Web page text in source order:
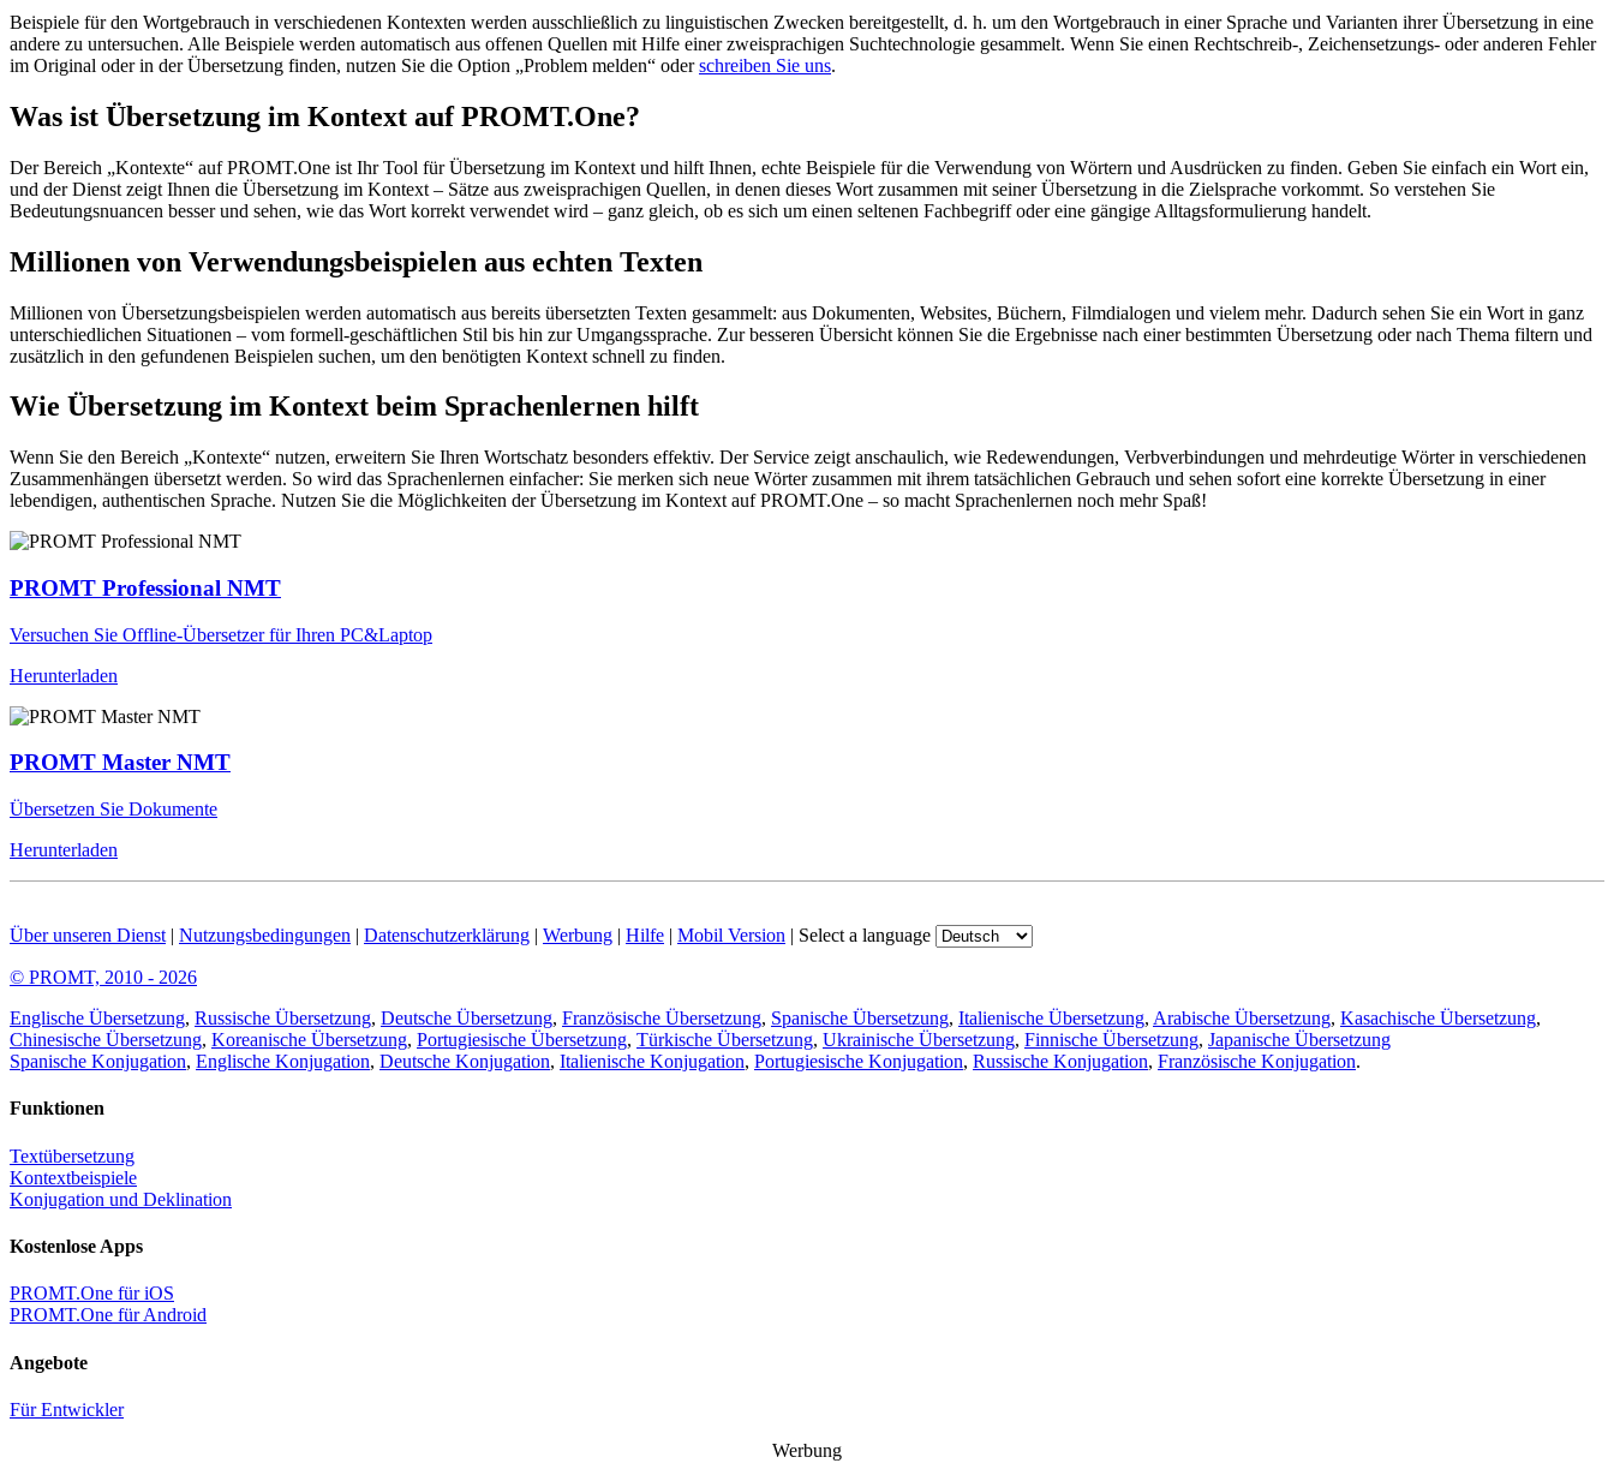
Beispiele für den Wortgebrauch in verschiedenen Kontexten werden ausschließlich zu linguistischen Zwecken bereitgestellt, d. h. um den Wortgebrauch in einer Sprache und Varianten ihrer Übersetzung in eine
andere zu untersuchen. Alle Beispiele werden automatisch aus offenen Quellen mit Hilfe einer zweisprachigen Suchtechnologie gesammelt. Wenn Sie einen Rechtschreib-, Zeichensetzungs- oder anderen Fehler
im Original oder in der Übersetzung finden, nutzen Sie die Option „Problem melden“ oderschreiben Sie uns.
Was ist Übersetzung im Kontext auf PROMT.One?
Der Bereich „Kontexte“ auf PROMT.One ist Ihr Tool für Übersetzung im Kontext und hilft Ihnen, echte Beispiele für die Verwendung von Wörtern und Ausdrücken zu finden. Geben Sie einfach ein Wort ein,
und der Dienst zeigt Ihnen die Übersetzung im Kontext – Sätze aus zweisprachigen Quellen, in denen dieses Wort zusammen mit seiner Übersetzung in die Zielsprache vorkommt. So verstehen Sie
Bedeutungsnuancen besser und sehen, wie das Wort korrekt verwendet wird – ganz gleich, ob es sich um einen seltenen Fachbegriff oder eine gängige Alltagsformulierung handelt.
Millionen von Verwendungsbeispielen aus echten Texten
Millionen von Übersetzungsbeispielen werden automatisch aus bereits übersetzten Texten gesammelt: aus Dokumenten, Websites, Büchern, Filmdialogen und vielem mehr. Dadurch sehen Sie ein Wort in ganz
unterschiedlichen Situationen – vom formell-geschäftlichen Stil bis hin zur Umgangssprache. Zur besseren Übersicht können Sie die Ergebnisse nach einer bestimmten Übersetzung oder nach Thema filtern und
zusätzlich in den gefundenen Beispielen suchen, um den benötigten Kontext schnell zu finden.
Wie Übersetzung im Kontext beim Sprachenlernen hilft
Wenn Sie den Bereich „Kontexte“ nutzen, erweitern Sie Ihren Wortschatz besonders effektiv. Der Service zeigt anschaulich, wie Redewendungen, Verbverbindungen und mehrdeutige Wörter in verschiedenen
Zusammenhängen übersetzt werden. So wird das Sprachenlernen einfacher: Sie merken sich neue Wörter zusammen mit ihrem tatsächlichen Gebrauch und sehen sofort eine korrekte Übersetzung in einer
lebendigen, authentischen Sprache. Nutzen Sie die Möglichkeiten der Übersetzung im Kontext auf PROMT.One – so macht Sprachenlernen noch mehr Spaß!
PROMT Professional NMT
Versuchen Sie Offline-Übersetzer für Ihren PC&Laptop
Herunterladen
PROMT Master NMT
Übersetzen Sie Dokumente
Herunterladen
Über unseren Dienst | Nutzungsbedingungen | Datenschutzerklärung | Werbung | Hilfe | Mobil Version | Select a language
© PROMT, 2010 - 2026
Englische Übersetzung, Russische Übersetzung, Deutsche Übersetzung, Französische Übersetzung, Spanische Übersetzung, Italienische Übersetzung, Arabische Übersetzung, Kasachische Übersetzung,
Chinesische Übersetzung, Koreanische Übersetzung, Portugiesische Übersetzung, Türkische Übersetzung, Ukrainische Übersetzung, Finnische Übersetzung, Japanische Übersetzung
Spanische Konjugation, Englische Konjugation, Deutsche Konjugation, Italienische Konjugation, Portugiesische Konjugation, Russische Konjugation, Französische Konjugation.
Funktionen
Textübersetzung
Kontextbeispiele
Konjugation und Deklination
Kostenlose Apps
PROMT.One für iOS
PROMT.One für Android
Angebote
Für Entwickler
Werbung